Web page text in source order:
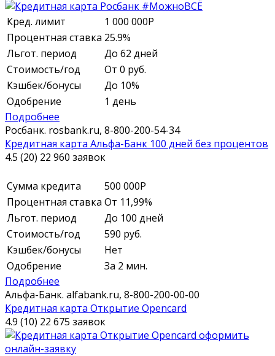
Кред. лимит 1 000 000Р
Процентная ставка 25.9%
Льгот. период
До 62 дней
Стоимость/год
От 0 руб.
Кэшбек/бонусы
До 10%
Одобрение
1 день
Подробнее
Росбанк. rosbank.ru, 8-800-200-54-34
Кредитная карта Альфа-Банк 100 дней без процентов
4.5 (20) 22 960 заявок
Сумма кредита 500 000Р
Процентная ставка От 11,99%
Льгот. период
До 100 дней
Стоимость/год
590 руб.
Кэшбек/бонусы
Нет
Одобрение
За 2 мин.
Подробнее
Альфа-Банк. alfabank.ru, 8-800-200-00-00
Кредитная карта Открытие Opencard
4.9 (10) 22 675 заявок